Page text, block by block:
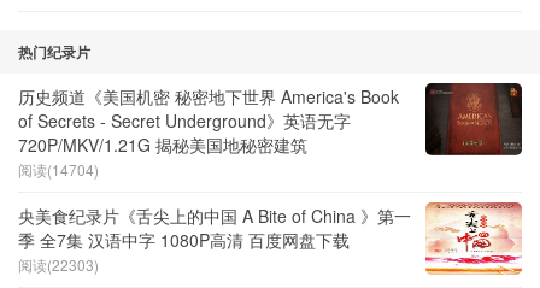
热门纪录片
历史频道《美国机密 秘密地下世界 America's Book
of Secrets - Secret Underground》英语无字
720P/MKV/1.21G 揭秘美国地秘密建筑
阅读(14704)
央美食纪录片《舌尖上的中国 A Bite of China 》第一
季 全7集 汉语中字 1080P高清 百度网盘下载
阅读(22303)